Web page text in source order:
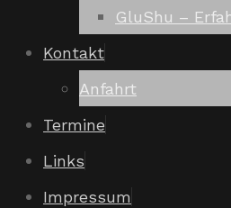
GluShu –
Kontakt
Anfahrt
Termine
Links
Impressum